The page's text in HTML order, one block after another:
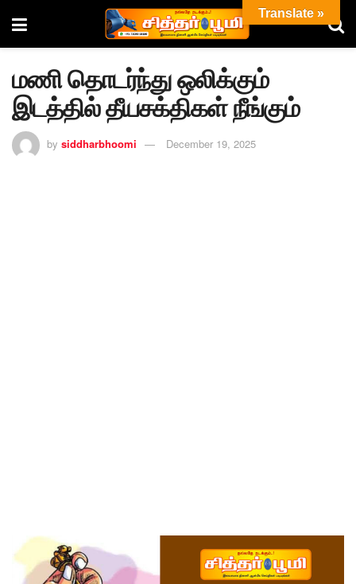
மணி தொடர்ந்து ஒலிக்கும்
இடத்தில் தீயசக்திகள் நீங்கும்
by siddharbhoomi December 19, 2025
Translate »